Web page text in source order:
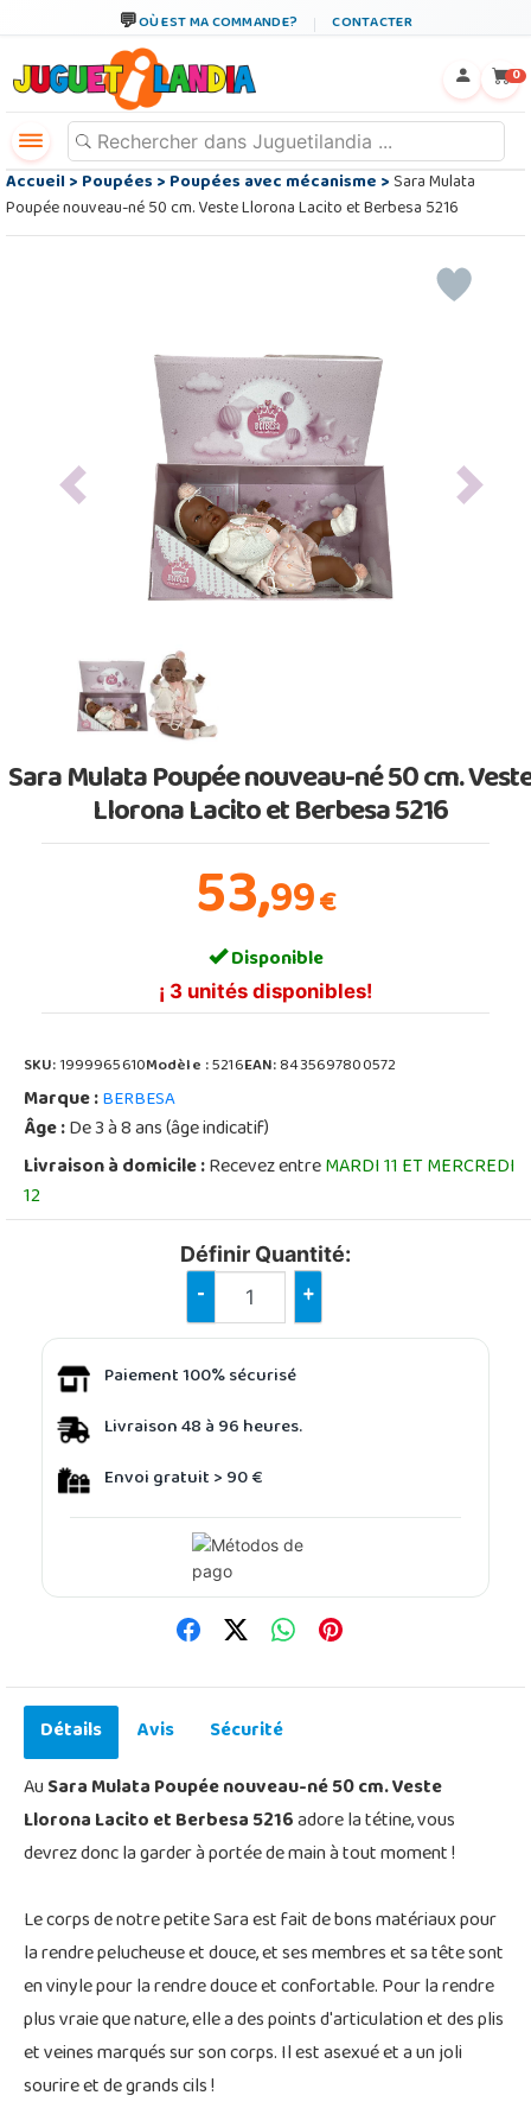
OÙ EST MA COMMANDE? CONTACTER
0
Accueil>Poupées>Poupées avec mécanisme>Sara Mulata
Poupée nouveau-né 50 cm. Veste Llorona Lacito et Berbesa 5216
Previous Next
Sara Mulata Poupée nouveau-né 50 cm.
Llorona Lacito et Berbesa 5216
53,99€
Disponible
¡ 3 unités disponibles!
SKU:1999965610Modèle :5216EAN:8435697800572
Marque :BERBESA
Âge :De 3 à 8 ans (âge indicatif)
Livraison à domicile :Recevez entreMARDI 11 ET MERCREDI
12
Définir Quantité:
- +
Paiement 100% sécurisé
Livraison 48 à 96 heures.
Envoi gratuit > 90 €
Détails Avis
Sécurité
AuSara Mulata Poupée nouveau-né 50 cm. Veste
Llorona Lacito et Berbesa 5216adore la tétine, vous
devrez donc la garder à portée de main à tout moment !
Le corps de notre petite Sara est fait de bons matériaux pour
la rendre pelucheuse et douce, et ses membres et sa tête sont
en vinyle pour la rendre douce et confortable. Pour la rendre
plus vraie que nature, elle a des points d'articulation et des plis
et veines marqués sur son corps. Il est asexué et a un joli
sourire et de grands cils !